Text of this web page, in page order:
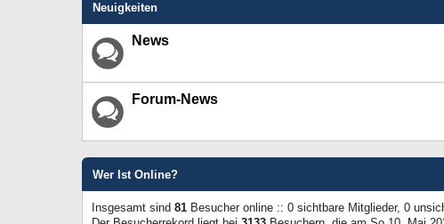
Neuigkeiten
News
Forum-News
Wer Ist Online?
Insgesamt sind 81 Besucher online :: 0 sichtbare Mitglieder, 0